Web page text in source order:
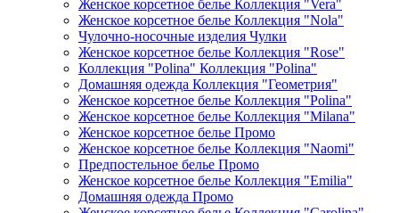
Женское корсетное белье Коллекция "Vera"
Женское корсетное белье Коллекция "Nola"
Чулочно-носочные изделия Чулки
Женское корсетное белье Коллекция "Rose"
Коллекция "Polina" Коллекция "Polina"
Домашняя одежда Коллекция "Геометрия"
Женское корсетное белье Коллекция "Polina"
Женское корсетное белье Коллекция "Milana"
Женское корсетное белье Промо
Женское корсетное белье Коллекция "Naomi"
Предпостельное белье Промо
Женское корсетное белье Коллекция "Emilia"
Домашняя одежда Промо